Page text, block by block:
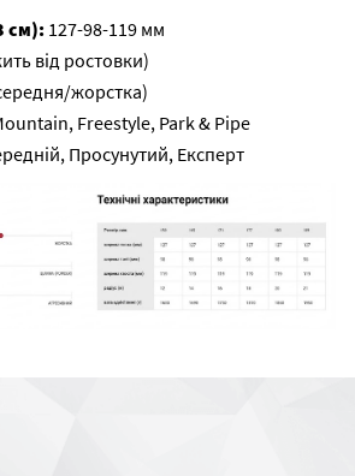
см): 127-98-119 мм
від ростовки)
жорстка)
Freestyle, Park & Pipe
Просунутий, Експерт